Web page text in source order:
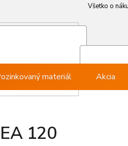
Všetko o
materiál Akcia
120